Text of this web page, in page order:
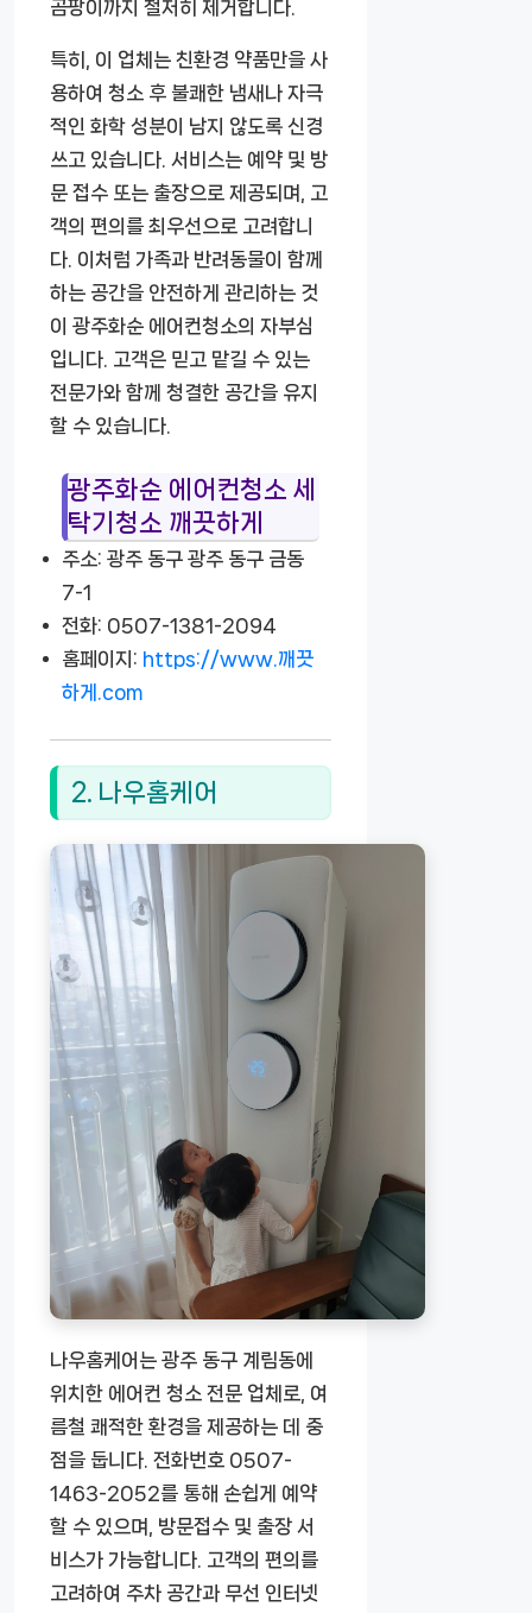
곰팡이까지 철저히 제거합니다.
특히, 이 업체는 친환경 약품만을 사
용하여 청소 후 불쾌한 냄새나 자극
적인 화학 성분이 남지 않도록 신경
쓰고 있습니다. 서비스는 예약 및 방
문 접수 또는 출장으로 제공되며, 고
객의 편의를 최우선으로 고려합니
다. 이처럼 가족과 반려동물이 함께
하는 공간을 안전하게 관리하는 것
이 광주화순 에어컨청소의 자부심
입니다. 고객은 믿고 맡길 수 있는
전문가와 함께 청결한 공간을 유지
할 수 있습니다.
광주화순 에어컨청소 세
탁기청소 깨끗하게
주소: 광주 동구 광주 동구 금동
7-1
전화: 0507-1381-2094
홈페이지: https://www.깨끗
하게.com
2. 나우홈케어
나우홈케어는 광주 동구 계림동에
위치한 에어컨 청소 전문 업체로, 여
름철 쾌적한 환경을 제공하는 데 중
점을 둡니다. 전화번호 0507-
1463-2052를 통해 손쉽게 예약
할 수 있으며, 방문접수 및 출장 서
비스가 가능합니다. 고객의 편의를
고려하여 주차 공간과 무선 인터넷